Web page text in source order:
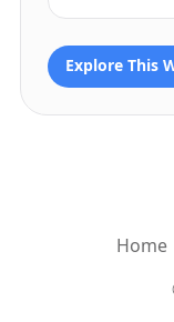
Explore This
Home